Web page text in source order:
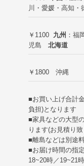
川・愛媛・高知・
￥1100 九州 ：福
児島 北海道
￥1800 沖縄
■お買い上げ合計
負担)となります
■家具などの大型
ります(お見積り
■離島などは別途
■お届け時間の指
18~20時／19~21